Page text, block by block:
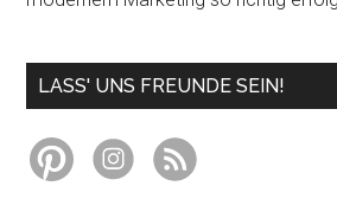
LASS' UNS FREUNDE SEIN!